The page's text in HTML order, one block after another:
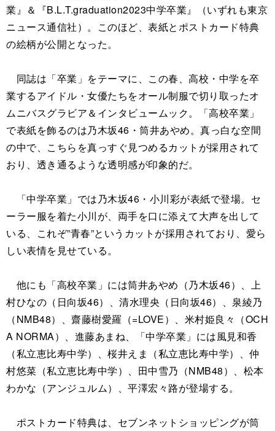
業』＆『B.L.T.graduation2023中学卒業』（いずれも東京
ニュース通信社）。このほど、表紙とポストカード特典
の絵柄が公開となった。
同誌は「卒業」をテーマに、この春、高校・中学を卒
業するアイドル・女優たちをオール制服で切り取ったオ
ムニバスグラビア＆インタビュームック。「高校卒業」
で表紙を飾るのは乃木坂46・筒井あやめ。真っ白な空間
の中で、こちらを真っすぐ見つめるカットが採用されて
おり、透き通るような透明感が印象的だ。
「中学卒業」では乃木坂46・小川彩が表紙で登場。セ
ーラー服を着た小川が、両手を口に添えて大声を出して
いる、これぞ”青春”というカットが採用されており、愛ら
しい表情を見せている。
他にも「高校卒業」には筒井あやめ（乃木坂46）、上
村ひなの（日向坂46）、清水理央（日向坂46）、泉綾乃
（NMB48）、齋藤樹愛羅（=LOVE）、米村姫良々（OCH
A NORMA）、進藤あまね、「中学卒業」には風見和香
（私立恵比寿中学）、桜井えま（私立恵比寿中学）、仲
村悠菜（私立恵比寿中学）、田中雪乃（NMB48）、松本
わかな（アンジュルム）、平澤宏々路が登場する。
ポストカード特典は、セブンネットショッピングが筒